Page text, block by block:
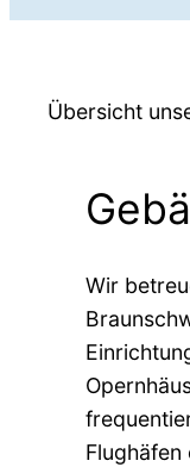
Übersicht
Wir
Flughäfen